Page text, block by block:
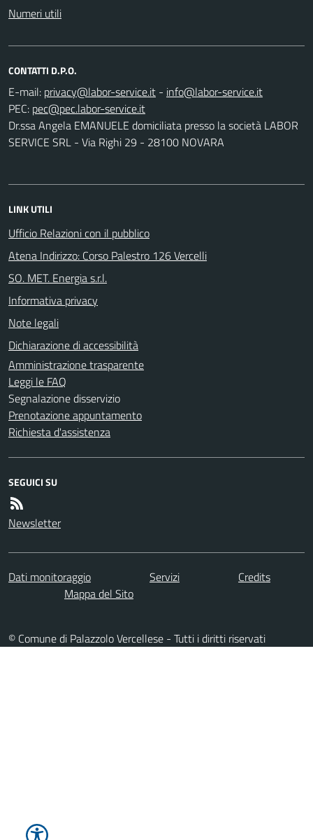
Numeri utili
CONTATTI D.P.O.
E-mail:
-
PEC:
Dr.ssa Angela EMANUELE domiciliata presso la società LABOR
SERVICE SRL - Via Righi 29 - 28100 NOVARA
LINK UTILI
Ufficio Relazioni con il pubblico
Atena Indirizzo: Corso Palestro 126 Vercelli
SO. MET. Energia s.r.l.
Informativa privacy
Note legali
Dichiarazione di accessibilità
Amministrazione trasparente
Leggi le FAQ
Segnalazione disservizio
Prenotazione appuntamento
Richiesta d'assistenza
SEGUICI SU
Newsletter
Dati monitoraggio Servizi
Credits
Mappa del Sito
© Comune di Palazzolo Vercellese - Tutti i diritti riservati